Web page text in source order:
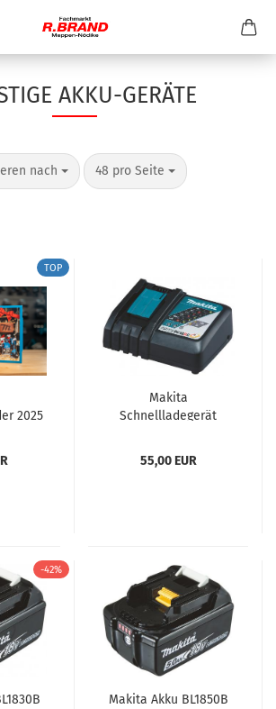
AKKU-GERÄTE
nach
nach 48 pro Seite
pro Seite
TOP
2025
Makita
Schnellladegerät
55,00 EUR
-42%
Makita Akku BL1850B